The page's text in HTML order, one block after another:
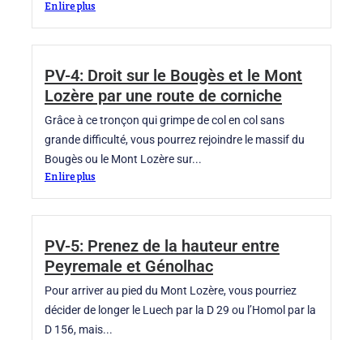
En lire plus
PV-4: Droit sur le Bougès et le Mont
Lozère par une route de corniche
Grâce à ce tronçon qui grimpe de col en col sans
grande difficulté, vous pourrez rejoindre le massif du
Bougès ou le Mont Lozère sur...
En lire plus
PV-5: Prenez de la hauteur entre
Peyremale et Génolhac
Pour arriver au pied du Mont Lozère, vous pourriez
décider de longer le Luech par la D 29 ou l’Homol par la
D 156, mais...